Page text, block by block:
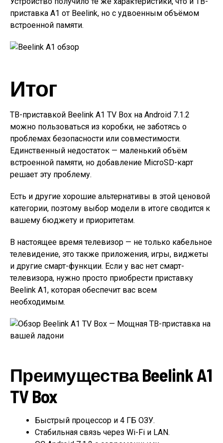
приставка A1 от Beelink, но с удвоенным объёмом
встроенной памяти.
Итог
ТВ-приставкой Beelink A1 TV Box на Android 7.1.2
можно пользоваться из коробки, не заботясь о
проблемах безопасности или совместимости.
Единственный недостаток — маленький объём
встроенной памяти, но добавление MicroSD-карт
решает эту проблему.
Есть и другие хорошие альтернативы в этой ценовой
категории, поэтому выбор модели в итоге сводится к
вашему бюджету и приоритетам.
В настоящее время телевизор — не только кабельное
телевидение, это также приложения, игры, виджеты
и другие смарт-функции. Если у вас нет смарт-
телевизора, нужно просто приобрести приставку
Beelink A1, которая обеспечит вас всем
необходимым.
Преимущества Beelink A1
TV Box
Быстрый процессор и 4 ГБ ОЗУ.
Стабильная связь через Wi-Fi и LAN.